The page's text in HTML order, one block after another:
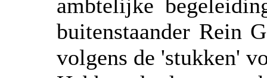
ambtelijke
buitenstaander Rein
volgens de 'stukken'